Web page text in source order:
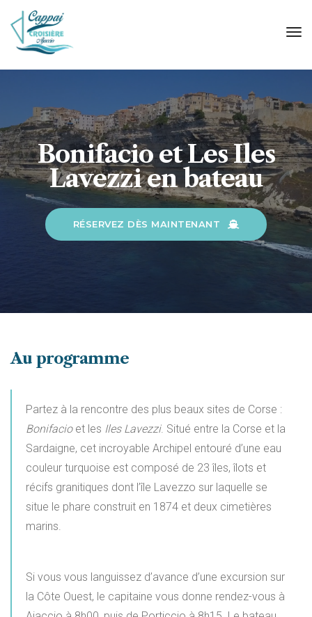
Bonifacio et Les Iles
Lavezzi en bateau
RÉSERVEZ DÈS MAINTENANT
Au programme
Partez à la rencontre des plus beaux sites de Corse :
Bonifacioet les Iles Lavezzi. Situé entre la Corse et la
Sardaigne, cet incroyable Archipel entouré d’une eau
couleur turquoise est composé de 23 îles, îlots et
récifs granitiques dont l’île Lavezzo sur laquelle se
situe le phare construit en 1874 et deux cimetières
marins.
Si vous vous languissez d’avance d’une excursion sur
la Côte Ouest, le capitaine vous donne rendez-vous à